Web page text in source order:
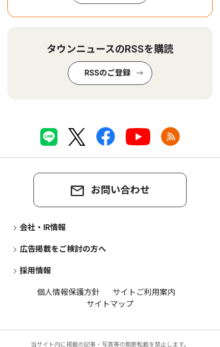
タウンニュースのRSSを購読
RSSのご登録
お問い合わせ
会社・IR情報
広告掲載をご検討の方へ
採用情報
個人情報保護方針
サイトご利用案内
サイトマップ
当サイト内に掲載の記事・写真等の無断転載を禁止します。